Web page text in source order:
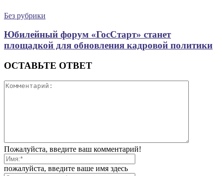
Без рубрики
Юбилейный форум «ГосСтарт» станет
площадкой для обновления кадровой политики
ОСТАВЬТЕ ОТВЕТ
Пожалуйста, введите ваш комментарий!
пожалуйста, введите ваше имя здесь